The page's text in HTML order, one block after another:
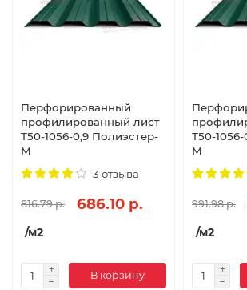
Перфорированный
профилированный лист
Т50-1056-0,9 Полиэстер-
М
3 отзыва
816.79 р. 686.10 р.
/м2
В корзину
Т50-
М
991.98 р.
/м2